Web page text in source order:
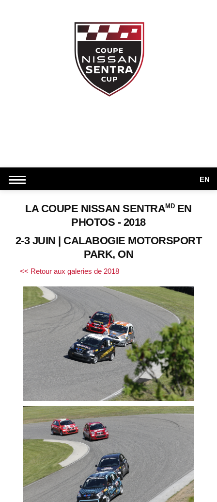
EN
LA COUPE NISSAN SENTRAMDEN
PHOTOS - 2018
2-3 JUIN | CALABOGIE MOTORSPORT
PARK, ON
<< Retour aux galeries de 2018